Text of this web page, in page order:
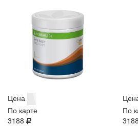
Цена
По карте
3188
По
3188